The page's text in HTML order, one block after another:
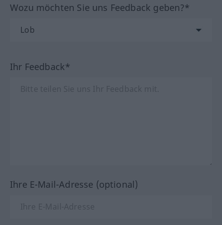
Wozu möchten Sie uns Feedback geben?*
Ihr Feedback*
Ihre E-Mail-Adresse (optional)